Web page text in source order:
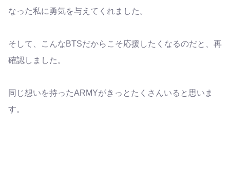
なった私に勇気を与えてくれました。
そして、こんなBTSだからこそ応援したくなるのだと、再
確認しました。
同じ想いを持ったARMYがきっとたくさんいると思いま
す。